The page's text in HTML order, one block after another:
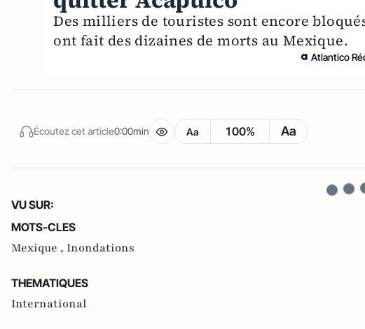
Des milliers de touristes sont encore
ont fait des dizaines de morts au Mexique.
Atlantico
Écoutez cet article0:00min Aa 100% Aa
VU SUR:
MOTS-CLES
Mexique , Inondations
THEMATIQUES
International